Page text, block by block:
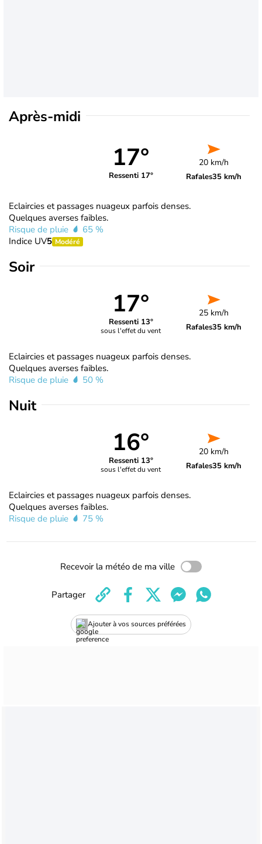
Après-midi
17°
Ressenti 17°
20 km/h
Rafales35 km/h
Eclaircies et passages nuageux parfois denses.
Quelques averses faibles.
Risque de pluie
65 %
Indice UV5 Modéré
Soir
17°
Ressenti 13°
sous l'effet du vent
25 km/h
Rafales35 km/h
Eclaircies et passages nuageux parfois denses.
Quelques averses faibles.
Risque de pluie
50 %
Nuit
16°
Ressenti 13°
sous l'effet du vent
20 km/h
Rafales35 km/h
Eclaircies et passages nuageux parfois denses.
Quelques averses faibles.
Risque de pluie
75 %
Recevoir la météo de ma ville
Ajouter à vos sources préférées
Partager